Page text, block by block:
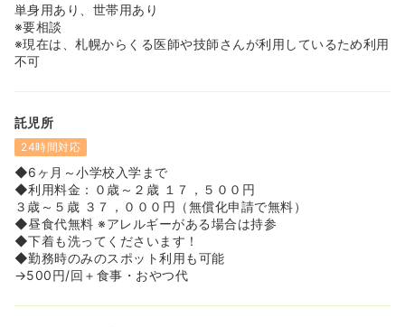
単身用あり、世帯用あり
※要相談
※現在は、札幌からくる医師や技師さんが利用しているため利用
不可
託児所
24時間対応
◆6ヶ月～小学校入学まで
◆利用料金：０歳～２歳 １７，５００円
３歳～５歳 ３７，０００円（無償化申請で無料）
◆昼食代無料 ※アレルギーがある場合は持参
◆下着も洗ってくださいます！
◆勤務時のみのスポット利用も可能
→500円/回＋食事・おやつ代